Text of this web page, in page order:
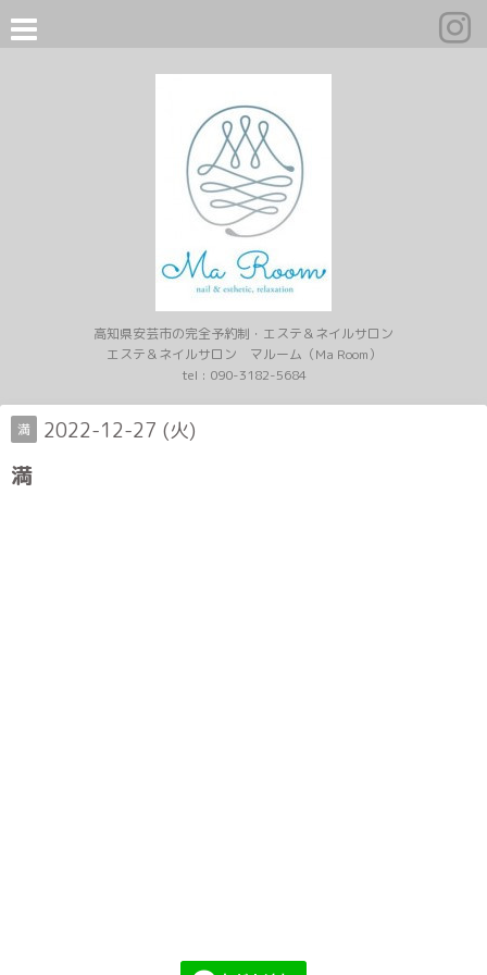
高知県安芸市の完全予約制・エステ＆ネイルサロン
エステ＆ネイルサロン マルーム（Ma Room）
tel : 090-3182-5684
満 2022-12-27 (火)
満